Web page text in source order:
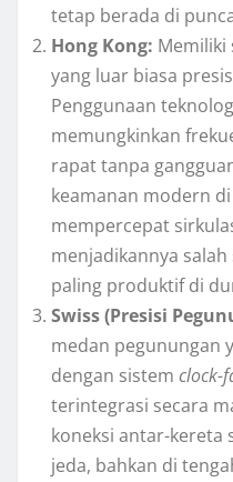
tetap berada di
Hong Kong: Memiliki
yang luar biasa
Penggunaan
memungkinkan
rapat tanpa
keamanan modern
mempercepat
menjadikannya
paling produktif di
Swiss (Presisi
medan pegunungan
dengan sistem clock-
terintegrasi secara
koneksi antar-kereta
jeda, bahkan di